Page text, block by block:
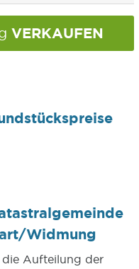
VERKAUFEN
Widmung
die Aufteilung der